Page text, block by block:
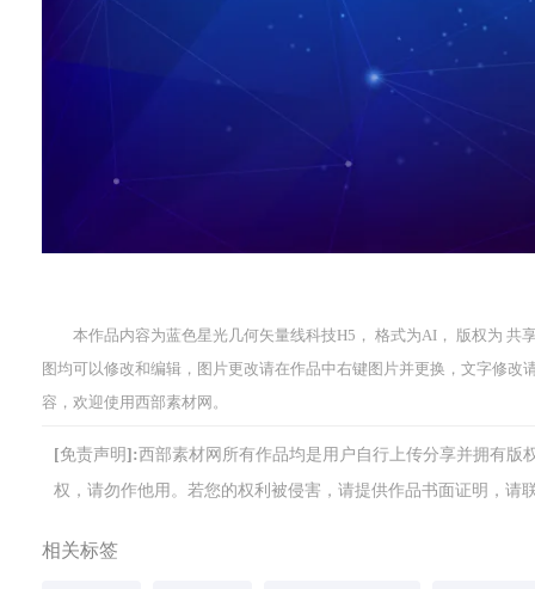
本作品内容为蓝色星光几何矢量线科技H5， 格式为AI， 版权为 共
图均可以修改和编辑，图片更改请在作品中右键图片并更换，文字修
容，欢迎使用西部素材网。
[免责声明]:西部素材网所有作品均是用户自行上传分享并拥有
权，请勿作他用。若您的权利被侵害，请提供作品书面证明，请
相关标签